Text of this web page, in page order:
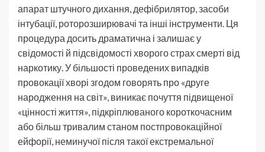
апарат штучного дихання, дефібрилятор, засоби
інтубації, роторозширювачі та інші інструменти. Ця
процедура досить драматична і залишає у
свідомості й підсвідомості хворого страх смерті від
наркотику. У більшості проведених випадків
провокації хворі згодом говорять про «друге
народження на світ», виникає почуття підвищеної
«цінності життя», підкріплюваного короткочасним
або більш тривалим станом постпровокаційної
ейфорії, неминучої після такої екстремальної